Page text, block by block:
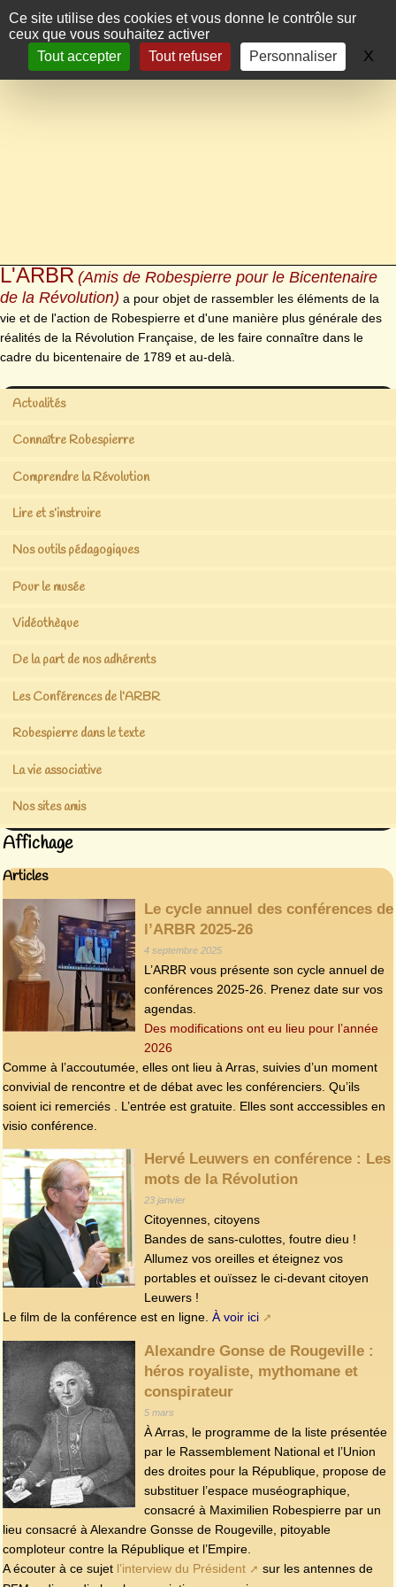
Panneau de gestion des cookies
Ce site utilise des cookies et vous donne le contrôle sur
ceux que vous souhaitez activer
Tout accepter
Tout refuser Personnaliser X
L'ARBR (Amis de Robespierre pour le Bicentenaire
de la Révolution) a pour objet de rassembler les éléments de la
vie et de l'action de Robespierre et d'une manière plus générale des
réalités de la Révolution Française, de les faire connaître dans le
cadre du bicentenaire de 1789 et au-delà.
Actualités
Connaître Robespierre
Comprendre la Révolution
Lire et s’instruire
Nos outils pédagogiques
Pour le musée
Vidéothèque
De la part de nos adhérents
Les Conférences de l’ARBR
Robespierre dans le texte
La vie associative
Nos sites amis
Affichage
Articles
Le cycle annuel des conférences de
l’ARBR 2025-26
4 septembre 2025
L’ARBR vous présente son cycle annuel de
conférences 2025-26. Prenez date sur vos
agendas.
Des modifications ont eu lieu pour l’année
2026
Comme à l’accoutumée, elles ont lieu à Arras, suivies d’un moment
convivial de rencontre et de débat avec les conférenciers. Qu’ils
soient ici remerciés . L’entrée est gratuite. Elles sont acccessibles en
visio conférence.
Hervé Leuwers en conférence : Les
mots de la Révolution
23 janvier
Citoyennes, citoyens
Bandes de sans-culottes, foutre dieu !
Allumez vos oreilles et éteignez vos
portables et ouïssez le ci-devant citoyen
Leuwers !
Le film de la conférence est en ligne. À voir ici
Alexandre Gonse de Rougeville :
héros royaliste, mythomane et
conspirateur
5 mars
À Arras, le programme de la liste présentée
par le Rassemblement National et l’Union
des droites pour la République, propose de
substituer l’espace muséographique,
consacré à Maximilien Robespierre par un
lieu consacré à Alexandre Gonsse de Rougeville, pitoyable
comploteur contre la République et l’Empire.
A écouter à ce sujet l’interview du Président
sur les antennes de